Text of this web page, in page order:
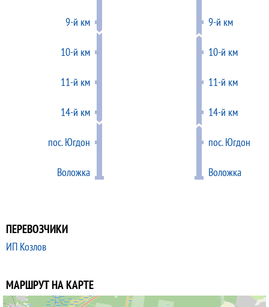
9-й км
10-й км
11-й км
14-й км
пос. Югдон
Воложка
9-й км
10-й км
11-й км
14-й км
пос. Югдон
Воложка
ПЕРЕВОЗЧИКИ
ИП Козлов
МАРШРУТ НА КАРТЕ